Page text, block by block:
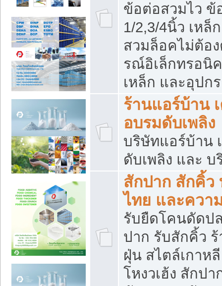
ข้อต่อสวมไว ข้
1/2,3/4นิ้ว เหล็
สวมล็อคไม่ต้อ
รณ์อิเล็กทรอนิ
เหล็ก และอุปก
ร้านแอร์บ้าน
อบรมดับเพลิง
บริษัทแอร์บ้าน
ดับเพลิง และ
สักปาก สักคิ้
ไทย และควา
รับยืดโคนดัดป
ปาก รับสักคิ้ว
ฝุ่น สไตล์เกาห
โหงวเฮ้ง สักป